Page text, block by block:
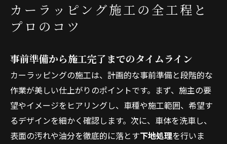
カーラッピング施工の全工程と
プロのコツ
事前準備から施工完了までのタイムライン
カーラッピングの施工は、計画的な事前準備と段階的な
作業が美しい仕上がりのポイントです。まず、施主の要
望やイメージをヒアリングし、車種や施工範囲、希望す
るデザインを細かく確認します。次に、車体を洗車し、
表面の汚れや油分を徹底的に落とす下地処理を行いま